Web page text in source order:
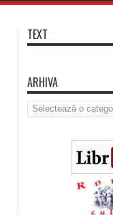
TEXT
ARHIVA
Arhiva